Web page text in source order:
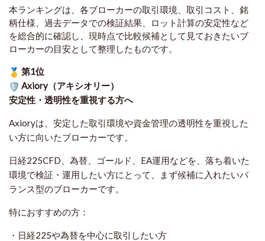
本ランキングは、各ブローカーの取引環境、取引コスト、銘
柄仕様、過去データでの検証結果、ロット計算の安定性など
を総合的に確認し、現時点で比較候補として見ておきたいブ
ローカーの目安として整理したものです。
第1位
Axiory（アキシオリー）
安定性・透明性を重視する方へ
Axioryは、安定した取引環境や資金管理の透明性を重視した
い方に向いたブローカーです。
日経225CFD、為替、ゴールド、EA運用などを、落ち着いた
環境で検証・運用したい方にとって、まず候補に入れたいバ
ランス型のブローカーです。
特におすすめの方：
・日経225や為替を中心に取引したい方